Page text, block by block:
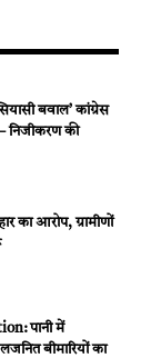
बवाल’ कांग्रेस
निजीकरण की
का आरोप, ग्रामीणों
पानी में
बीमारियों का